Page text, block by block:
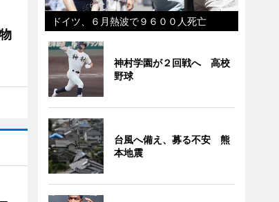
ドイツ、６月熱波で９６００人死亡
神村学園が２回戦へ 高校
野球
台風へ備え、募る不安 熊
本地震